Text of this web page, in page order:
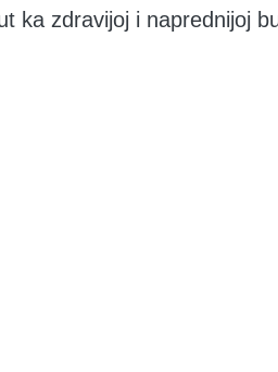
ka zdravijoj i naprednijoj